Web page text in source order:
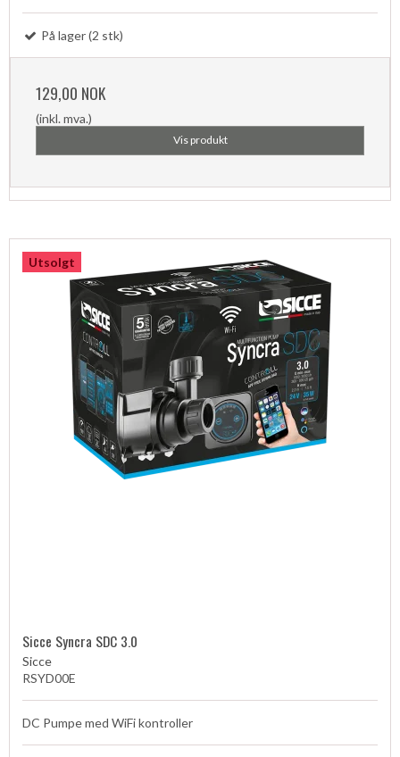
På lager (2 stk)
129,00 NOK
(inkl. mva.)
Vis produkt
Utsolgt
Sicce Syncra SDC 3.0
Sicce
RSYD00E
DC Pumpe med WiFi kontroller